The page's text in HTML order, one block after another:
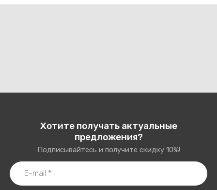
Хотите получать актуальные
предложения?
Подписывайтесь и получите скидку 10%!